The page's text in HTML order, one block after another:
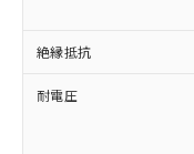
絶縁抵抗
耐電圧
ことを
在庫状
記載し
タに基
覧され
準価格
むを得ず変
六価クロム
類(PBB)
「－」：未
*中国RoHS10物
Pb(鉛)
Cr(Ⅵ)(六価クロ
為替お
（以下
または
国政府
可)を